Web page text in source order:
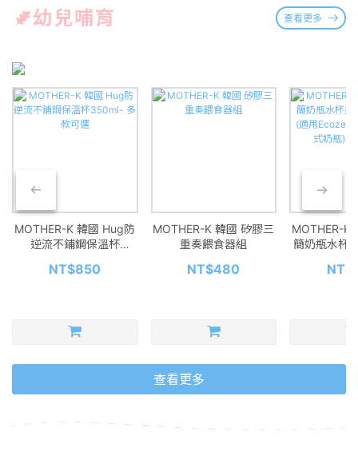
幼兒哺育 查看更多
MOTHER-K 韓國 Hug防
逆流不鋪鋼保溫杯
NT$850
MOTHER-K 韓國 矽膠三
重奏餵食器組
NT$480
MOTHER-K
簡奶瓶水杯
拋棄式奶
查看更多